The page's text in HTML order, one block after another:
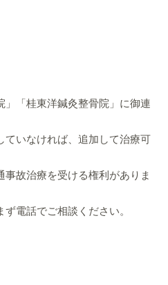
」「桂東洋鍼灸整骨院」に御連
いなければ、追加して治療可
故治療を受ける権利がありま
電話でご相談ください。